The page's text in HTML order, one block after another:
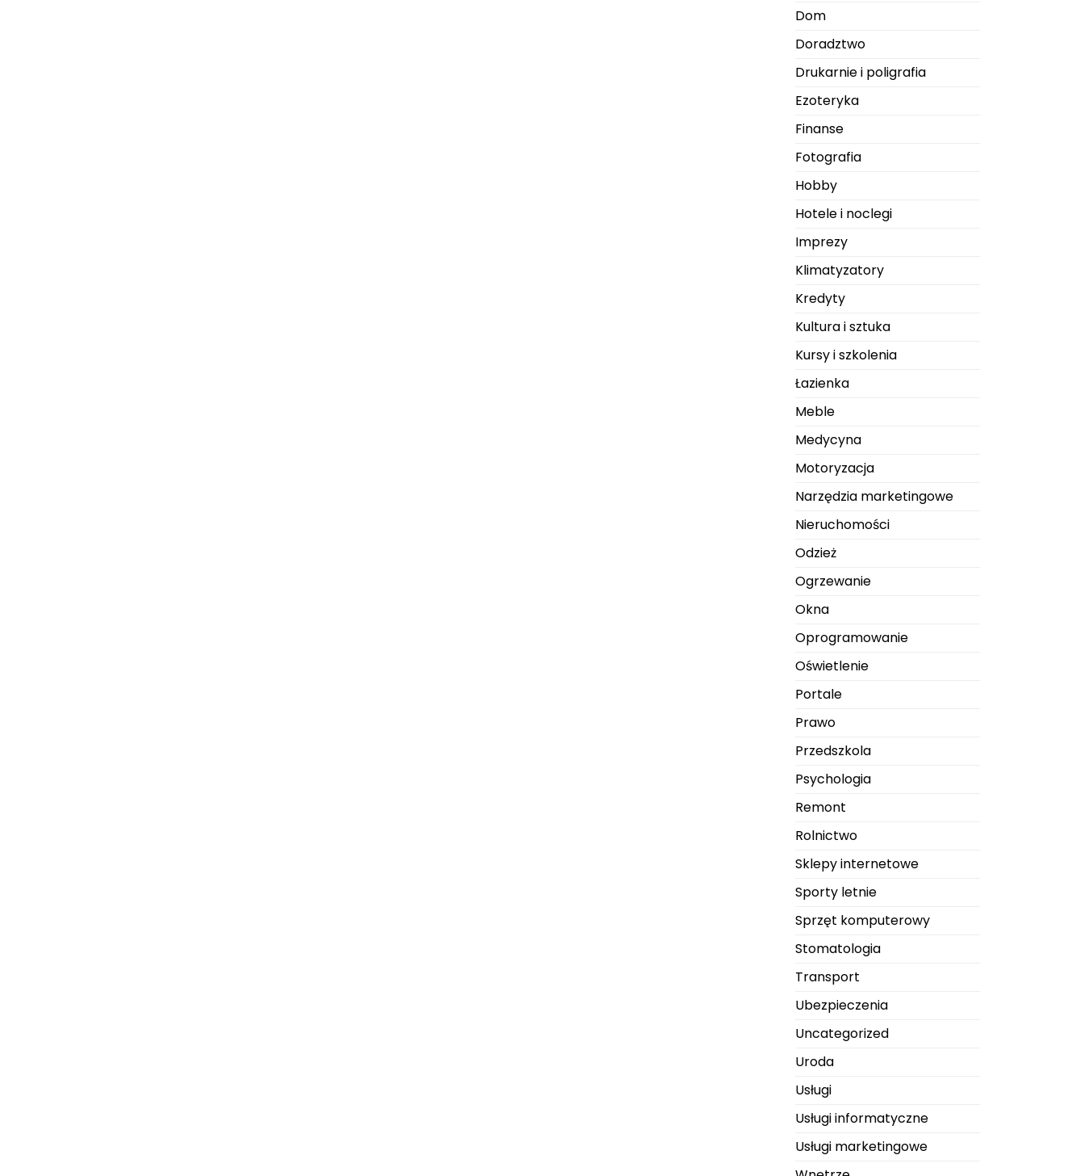
Dom
Doradztwo
Drukarnie i poligrafia
Ezoteryka
Finanse
Fotografia
Hobby
Hotele i noclegi
Imprezy
Klimatyzatory
Kredyty
Kultura i sztuka
Kursy i szkolenia
Łazienka
Meble
Medycyna
Motoryzacja
Narzędzia marketingowe
Nieruchomości
Odzież
Ogrzewanie
Okna
Oprogramowanie
Oświetlenie
Portale
Prawo
Przedszkola
Psychologia
Remont
Rolnictwo
Sklepy internetowe
Sporty letnie
Sprzęt komputerowy
Stomatologia
Transport
Ubezpieczenia
Uncategorized
Uroda
Usługi
Usługi informatyczne
Usługi marketingowe